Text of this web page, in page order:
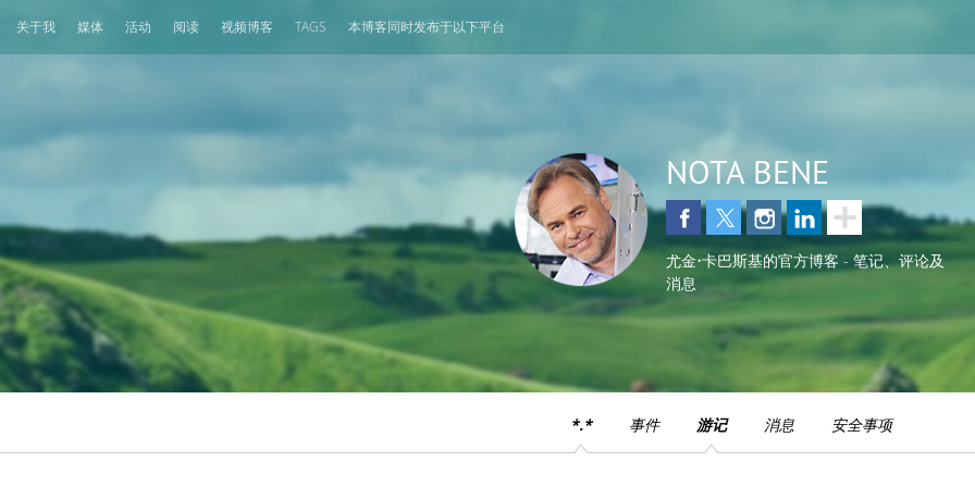
关于我 媒体 活动 阅读 视频博客 TAGS 本博客同时发布于以下平台
NOTA BENE
尤金•卡巴斯基的官方博客 - 笔记、评论及
消息
*.* 事件 游记 消息 安全事项